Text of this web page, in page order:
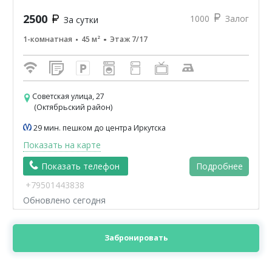
2500 За сутки 1000 Залог
1-комнатная 45 м² Этаж 7/17
Советская улица, 27
(Октябрьский район)
29 мин. пешком до центра Иркутска
Показать на карте
Показать телефон
Подробнее
+79501443838
Обновлено сегодня
Забронировать